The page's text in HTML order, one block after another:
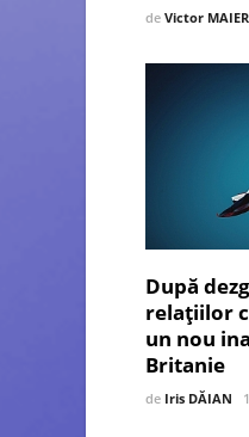
de Victor MAIER
După
relațiilor
un nou
Britanie
de Iris DĂIAN